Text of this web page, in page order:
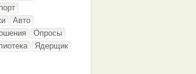
Авто
Опросы
Ядерщик